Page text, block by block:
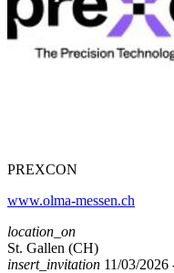
PREXCON
www.olma-messen.ch
location_on
St. Gallen (CH)
insert_invitation 11/03/2026